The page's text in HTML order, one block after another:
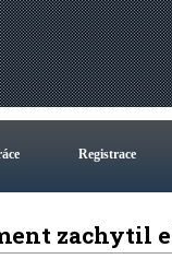
Registrace
zachytil